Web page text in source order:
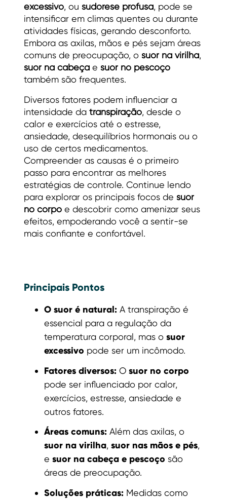
excessivo, ou sudorese profusa, pode se
intensificar em climas quentes ou durante
atividades físicas, gerando desconforto.
Embora as axilas, mãos e pés sejam áreas
comuns de preocupação, o suor na virilha,
suor na cabeça e suor no pescoço
também são frequentes.
Diversos fatores podem influenciar a
intensidade da transpiração, desde o
calor e exercícios até o estresse,
ansiedade, desequilíbrios hormonais ou o
uso de certos medicamentos.
Compreender as causas é o primeiro
passo para encontrar as melhores
estratégias de controle. Continue lendo
para explorar os principais focos de suor
no corpo e descobrir como amenizar seus
efeitos, empoderando você a sentir-se
mais confiante e confortável.
Principais Pontos
O suor é natural: A transpiração é
essencial para a regulação da
temperatura corporal, mas o suor
excessivo pode ser um incômodo.
Fatores diversos: O suor no corpo
pode ser influenciado por calor,
exercícios, estresse, ansiedade e
outros fatores.
Áreas comuns: Além das axilas, o
suor na virilha, suor nas mãos e pés,
e suor na cabeça e pescoço são
áreas de preocupação.
Soluções práticas: Medidas como